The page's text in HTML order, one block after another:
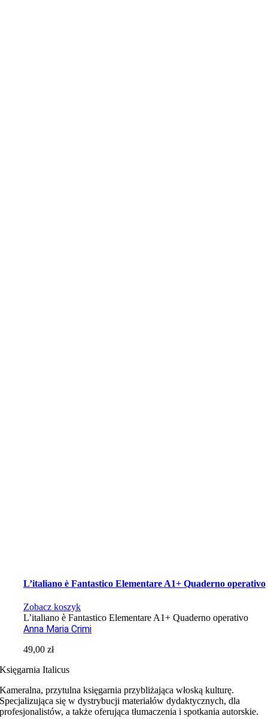
L’italiano è Fantastico Elementare A1+ Quaderno operativo
Zobacz koszyk
L’italiano è Fantastico Elementare A1+ Quaderno operativo
Anna Maria Crimi
49,00zł
Księgarnia Italicus
Kameralna, przytulna księgarnia przybliżająca włoską kulturę.
Specjalizująca się w dystrybucji materiałów dydaktycznych, dla
profesjonalistów, a także oferująca tłumaczenia i spotkania autorskie.